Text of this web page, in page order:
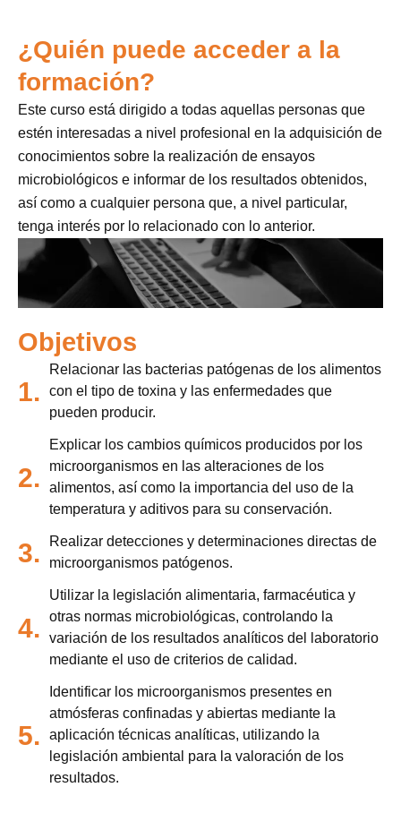
¿Quién puede acceder a la
formación?
Este curso está dirigido a todas aquellas personas que
estén interesadas a nivel profesional en la adquisición de
conocimientos sobre la realización de ensayos
microbiológicos e informar de los resultados obtenidos,
así como a cualquier persona que, a nivel particular,
tenga interés por lo relacionado con lo anterior.
Objetivos
1.
Relacionar las bacterias patógenas de los alimentos
con el tipo de toxina y las enfermedades que
pueden producir.
2.
Explicar los cambios químicos producidos por los
microorganismos en las alteraciones de los
alimentos, así como la importancia del uso de la
temperatura y aditivos para su conservación.
3.
Realizar detecciones y determinaciones directas de
microorganismos patógenos.
4.
Utilizar la legislación alimentaria, farmacéutica y
otras normas microbiológicas, controlando la
variación de los resultados analíticos del laboratorio
mediante el uso de criterios de calidad.
5.
Identificar los microorganismos presentes en
atmósferas confinadas y abiertas mediante la
aplicación técnicas analíticas, utilizando la
legislación ambiental para la valoración de los
resultados.